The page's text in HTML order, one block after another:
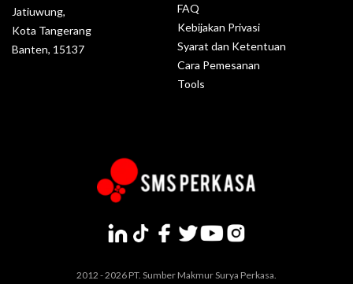
Jatiuwung,
Kota Tangerang
Banten, 15137
FAQ
Kebijakan Privasi
Syarat dan Ketentuan
Cara Pemesanan
Tools
2012 - 2026 PT. Sumber Makmur Surya Perkasa.